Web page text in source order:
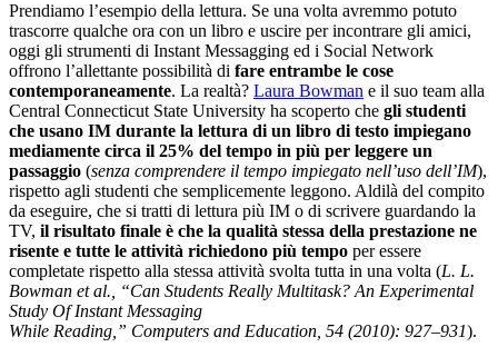
Prendiamo l’esempio della lettura. Se una volta avremmo potuto
trascorre qualche ora con un libro e uscire per incontrare gli amici,
oggi gli strumenti di Instant Messagging ed i Social Network
offrono l’allettante possibilità di fare entrambe le cose
contemporaneamente. La realtà? Laura Bowman e il suo team alla
Central Connecticut State University ha scoperto che gli studenti
che usano IM durante la lettura di un libro di testo impiegano
mediamente circa il 25% del tempo in più per leggere un
passaggio (senza comprendere il tempo impiegato nell’uso dell’IM),
rispetto agli studenti che semplicemente leggono. Aldilà del compito
da eseguire, che si tratti di lettura più IM o di scrivere guardando la
TV, il risultato finale è che la qualità stessa della prestazione ne
risente e tutte le attività richiedono più tempo per essere
completate rispetto alla stessa attività svolta tutta in una volta (L. L.
Bowman et al., “Can Students Really Multitask? An Experimental
Study Of Instant Messaging
While Reading,” Computers and Education, 54 (2010): 927–931).